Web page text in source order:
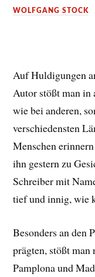
WOLFGANG STOCK
Auf Huldigungen
Autor stößt man in
wie bei anderen,
verschiedensten
Menschen
ihn gestern zu
Schreiber mit
tief und innig, wie
Besonders an den
prägten, stößt man
Pamplona und